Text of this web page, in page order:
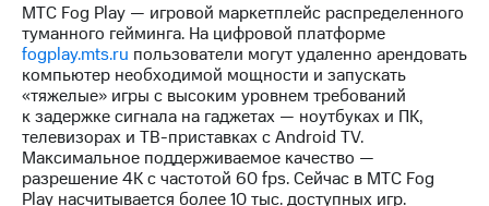
аудит
Рынок
акций
Описание
Программа
приобретения
Порядок
выкупа
МТС Fog Play — игровой маркетплейс распределенного
туманного гейминга. На цифровой платформе
fogplay.mts.ru пользователи могут удаленно арендовать
компьютер необходимой мощности и запускать
«тяжелые» игры с высоким уровнем требований
к задержке сигнала на гаджетах — ноутбуках и ПК,
телевизорах и ТВ-приставках с Android TV.
Максимальное поддерживаемое качество —
разрешение 4K с частотой 60 fps. Сейчас в МТС Fog
Play насчитывается более 10 тыс. доступных игр.